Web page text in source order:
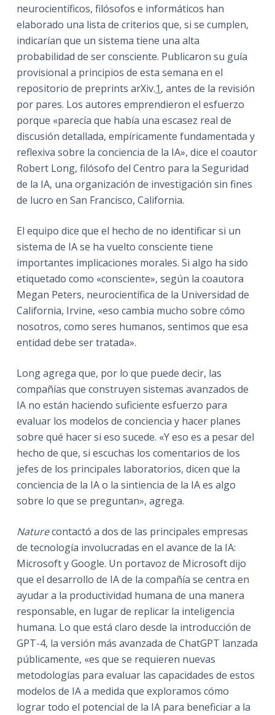
neurocientíficos, filósofos e informáticos han
elaborado una lista de criterios que, si se cumplen,
indicarían que un sistema tiene una alta
probabilidad de ser consciente. Publicaron su guía
provisional a principios de esta semana en el
repositorio de preprints arXiv.1, antes de la revisión
por pares. Los autores emprendieron el esfuerzo
porque «parecía que había una escasez real de
discusión detallada, empíricamente fundamentada y
reflexiva sobre la conciencia de la IA», dice el coautor
Robert Long, filósofo del Centro para la Seguridad
de la IA, una organización de investigación sin fines
de lucro en San Francisco, California.
El equipo dice que el hecho de no identificar si un
sistema de IA se ha vuelto consciente tiene
importantes implicaciones morales. Si algo ha sido
etiquetado como «consciente», según la coautora
Megan Peters, neurocientífica de la Universidad de
California, Irvine, «eso cambia mucho sobre cómo
nosotros, como seres humanos, sentimos que esa
entidad debe ser tratada».
Long agrega que, por lo que puede decir, las
compañías que construyen sistemas avanzados de
IA no están haciendo suficiente esfuerzo para
evaluar los modelos de conciencia y hacer planes
sobre qué hacer si eso sucede. «Y eso es a pesar del
hecho de que, si escuchas los comentarios de los
jefes de los principales laboratorios, dicen que la
conciencia de la IA o la sintiencia de la IA es algo
sobre lo que se preguntan», agrega.
Naturecontactó a dos de las principales empresas
de tecnología involucradas en el avance de la IA:
Microsoft y Google. Un portavoz de Microsoft dijo
que el desarrollo de IA de la compañía se centra en
ayudar a la productividad humana de una manera
responsable, en lugar de replicar la inteligencia
humana. Lo que está claro desde la introducción de
GPT-4, la versión más avanzada de ChatGPT lanzada
públicamente, «es que se requieren nuevas
metodologías para evaluar las capacidades de estos
modelos de IA a medida que exploramos cómo
lograr todo el potencial de la IA para beneficiar a la